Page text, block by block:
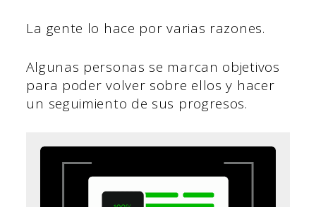
La gente lo hace por varias razones.
Algunas personas se marcan objetivos
para poder volver sobre ellos y hacer
un seguimiento de sus progresos.